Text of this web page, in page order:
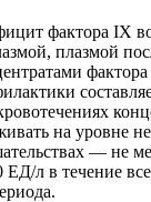
фактора IX
плазмой
на уровне
— не
л в течение